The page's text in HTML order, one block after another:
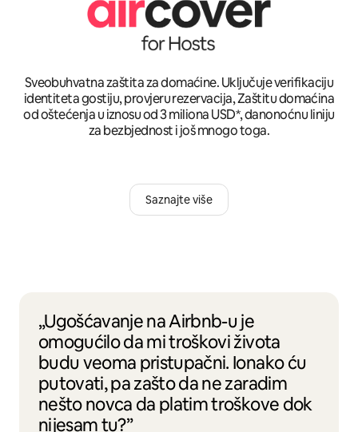
Sveobuhvatna zaštita za domaćine. Uključuje verifikaciju
identiteta gostiju, provjeru rezervacija, Zaštitu domaćina
od oštećenja u iznosu od 3 miliona USD*, danonoćnu liniju
za bezbjednost i još mnogo toga.
Saznajte više
„Ugošćavanje na Airbnb-u je
omogućilo da mi troškovi života
budu veoma pristupačni. Ionako ću
putovati, pa zašto da ne zaradim
nešto novca da platim troškove dok
nijesam tu?”